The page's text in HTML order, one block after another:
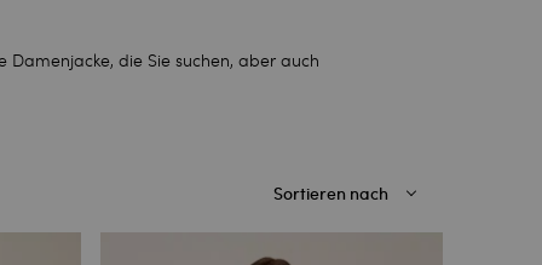
die Sie suchen, aber auch
Sortieren nach